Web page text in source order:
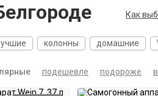
Как
колонны домашние
подешевле подороже